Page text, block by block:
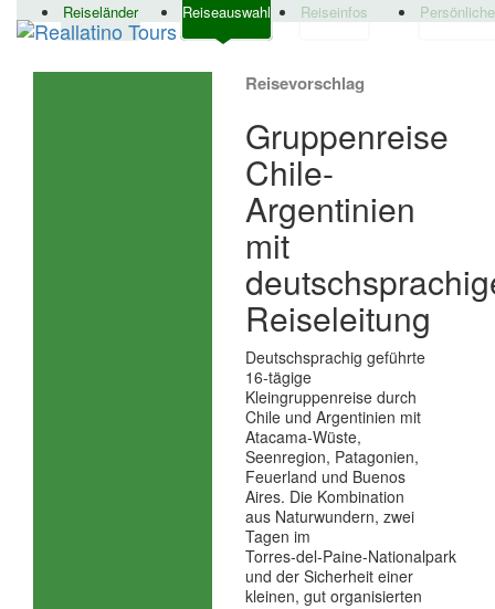
Reiseländer Reiseauswahl Reiseinfos
Reisevorschlag
Gruppenreise
Chile-
Argentinien
mit
Reiseleitung
Deutschsprachig geführte
16‑tägige
Kleingruppenreise durch
Chile und Argentinien mit
Atacama‑Wüste,
Seenregion, Patagonien,
Feuerland und Buenos
Aires. Die Kombination
aus Naturwundern, zwei
Tagen im
Torres‑del‑Paine‑Nationalpark
und der Sicherheit einer
kleinen, gut organisierten